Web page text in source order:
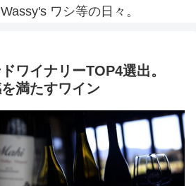
ワシ等の日々。
ワイナリーTOP4選出。
満たすワイン